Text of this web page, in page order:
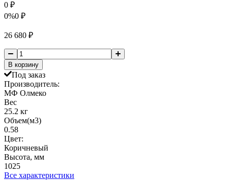
0 ₽
0%0 ₽
26 680 ₽
В корзину
Под заказ
Производитель:
МФ Олмеко
Вес
25.2 кг
Объем(м3)
0.58
Цвет:
Коричневый
Высота, мм
1025
Все характеристики